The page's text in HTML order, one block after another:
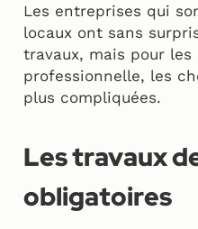
Les entreprises qui
locaux ont sans
travaux, mais pour
professionnelle, les
plus compliquées.
Les travaux
obligatoires